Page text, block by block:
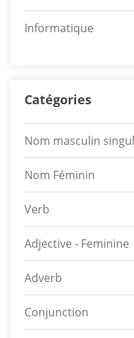
Informatique
Catégories
Nom masculin
Nom Féminin
Verb
Adjective - Feminine
Adverb
Conjunction